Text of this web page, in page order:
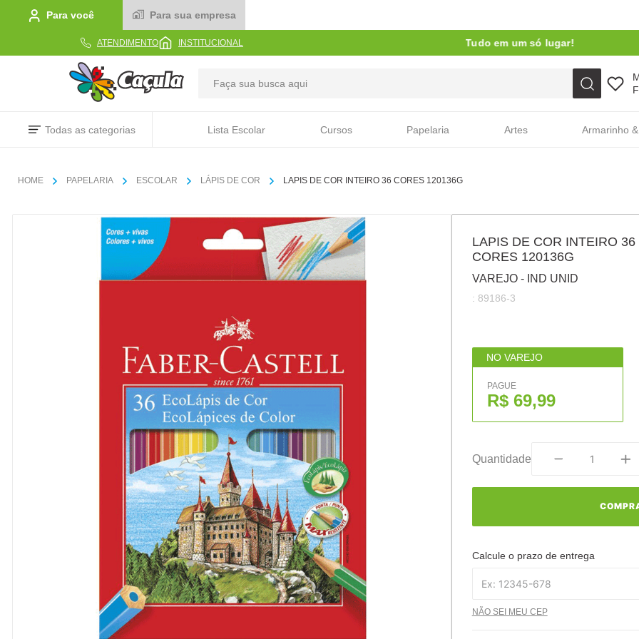
Para você Para sua empresa
ATENDIMENTO INSTITUCIONAL Tudo em um só lugar!
Todas as categorias Lista Escolar Cursos Papelaria Artes Armarinho
PAPELARIA ESCOLAR LÁPIS DE COR LAPIS DE COR INTEIRO 36 CORES 120136G
LAPIS DE COR INTEIRO 36
CORES 120136G
VAREJO - IND UNID
: 89186-3
NO VAREJO
PAGUE
R$ 69,99
Quantidade
Calcule o prazo de entrega
NÃO SEI MEU CEP
TERMOS MAIS BUSCADOS
tecido
caixa
6º papel
9
10 º fita